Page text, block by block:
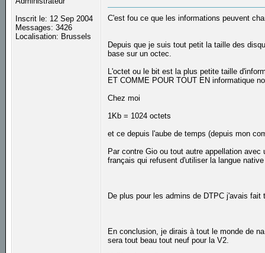
Inscrit le: 12 Sep 2004
Messages: 3426
Localisation: Brussels
C'est fou ce que les informations peuvent
Depuis que je suis tout petit la taille des
base sur un octec.
L'octet ou le bit est la plus petite taille
ET COMME POUR TOUT EN informatique
Chez moi
1Kb = 1024 octets
et ce depuis l'aube de temps (depuis mon
Par contre Gio ou tout autre appellation
français qui refusent d'utiliser la langue
De plus pour les admins de DTPC j'avais
En conclusion, je dirais à tout le monde de
sera tout beau tout neuf pour la V2.